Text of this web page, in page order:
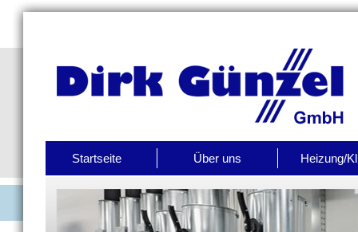
Startseite Über uns Heizung/